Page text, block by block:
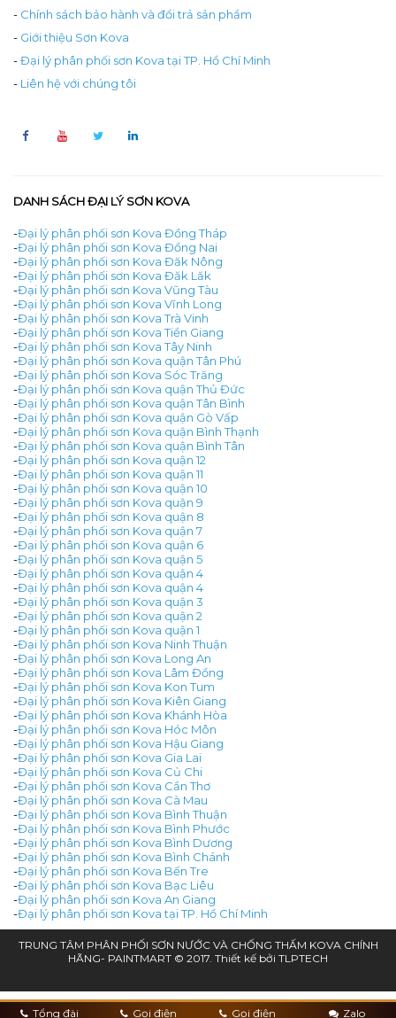
- Chính sách bảo hành và đổi trả sản phẩm
- Giới thiệu Sơn Kova
-Đại lý phân phối sơn Kova tại TP. Hồ Chí Minh
- Liên hệ với chúng tôi
DANH SÁCH ĐẠI LÝ SƠN KOVA
-Đại lý phân phối sơn Kova Đồng Tháp
-Đại lý phân phối sơn Kova Đồng Nai
-Đại lý phân phối sơn Kova Đăk Nông
-Đại lý phân phối sơn Kova Đăk Lăk
-Đại lý phân phối sơn Kova Vũng Tàu
-Đại lý phân phối sơn Kova Vĩnh Long
-Đại lý phân phối sơn Kova Trà Vinh
-Đại lý phân phối sơn Kova Tiền Giang
-Đại lý phân phối sơn Kova Tây Ninh
-Đại lý phân phối sơn Kova quận Tân Phú
-Đại lý phân phối sơn Kova Sóc Trăng
-Đại lý phân phối sơn Kova quận Thủ Đức
-Đại lý phân phối sơn Kova quận Tân Bình
-Đại lý phân phối sơn Kova quận Gò Vấp
-Đại lý phân phối sơn Kova quận Bình Thạnh
-Đại lý phân phối sơn Kova quận Bình Tân
-Đại lý phân phối sơn Kova quận 12
-Đại lý phân phối sơn Kova quận 11
-Đại lý phân phối sơn Kova quận 10
-Đại lý phân phối sơn Kova quận 9
-Đại lý phân phối sơn Kova quận 8
-Đại lý phân phối sơn Kova quận 7
-Đại lý phân phối sơn Kova quận 6
-Đại lý phân phối sơn Kova quận 5
-Đại lý phân phối sơn Kova quận 4
-Đại lý phân phối sơn Kova quận 4
-Đại lý phân phối sơn Kova quận 3
-Đại lý phân phối sơn Kova quận 2
-Đại lý phân phối sơn Kova quận 1
-Đại lý phân phối sơn Kova Ninh Thuận
-Đại lý phân phối sơn Kova Long An
-Đại lý phân phối sơn Kova Lâm Đồng
-Đại lý phân phối sơn Kova Kon Tum
-Đại lý phân phối sơn Kova Kiên Giang
-Đại lý phân phối sơn Kova Khánh Hòa
-Đại lý phân phối sơn Kova Hóc Môn
-Đại lý phân phối sơn Kova Hậu Giang
-Đại lý phân phối sơn Kova Gia Lai
-Đại lý phân phối sơn Kova Củ Chi
-Đại lý phân phối sơn Kova Cần Thơ
-Đại lý phân phối sơn Kova Cà Mau
-Đại lý phân phối sơn Kova Bình Thuận
-Đại lý phân phối sơn Kova Bình Phước
-Đại lý phân phối sơn Kova Bình Dương
-Đại lý phân phối sơn Kova Bình Chánh
-Đại lý phân phối sơn Kova Bến Tre
-Đại lý phân phối sơn Kova Bạc Liêu
-Đại lý phân phối sơn Kova An Giang
-Đại lý phân phối sơn Kova tại TP. Hồ Chí Minh
TRUNG TÂM PHÂN PHỐI SƠN NƯỚC VÀ CHỐNG THẤM KOVA CHÍNH
HÃNG- PAINTMART © 2017. Thiết kế bởi TLPTECH
Tổng đài Gọi điện Gọi điện Zalo